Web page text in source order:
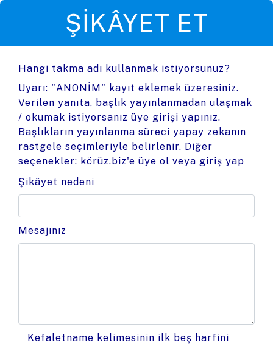
ŞIKÂYET ET
Hangi takma adı kullanmak istiyorsunuz?
Uyarı: "ANONİM" kayıt eklemek üzeresiniz.
Verilen yanıta, başlık yayınlanmadan ulaşmak
/ okumak istiyorsanız üye girişi yapınız.
Başlıkların yayınlanma süreci yapay zekanın
rastgele seçimleriyle belirlenir. Diğer
seçenekler: körüz.biz'e üye ol veya giriş yap
Şikâyet nedeni
Mesajınız
Kefaletname kelimesinin ilk beş harfini